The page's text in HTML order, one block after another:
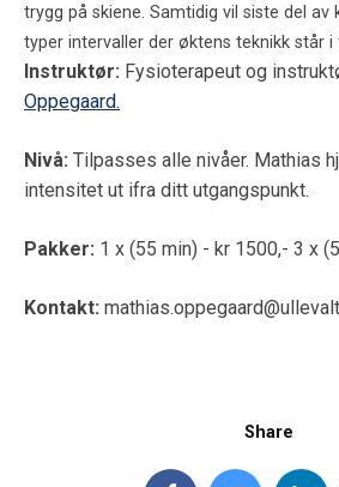
trygg på skiene. Samtidig vil siste del av
typer intervaller der øktens teknikk står i
Instruktør: Fysioterapeut og
Oppegaard.
Nivå: Tilpasses alle nivåer. Mathias
intensitet ut ifra ditt utgangspunkt.
Pakker: 1 x (55 min) - kr 1500,- 3 x
Kontakt:
Share